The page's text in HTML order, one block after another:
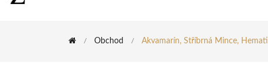
Obchod Akvamarín, Stříbrná Mince,